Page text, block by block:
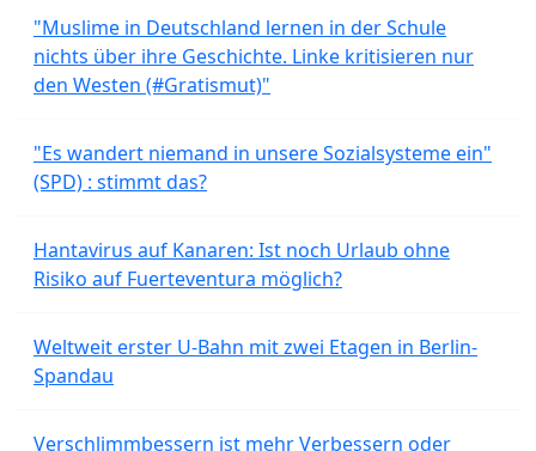
"Muslime in Deutschland lernen in der Schule
nichts über ihre Geschichte. Linke kritisieren nur
den Westen (#Gratismut)"
"Es wandert niemand in unsere Sozialsysteme ein"
(SPD) : stimmt das?
Hantavirus auf Kanaren: Ist noch Urlaub ohne
Risiko auf Fuerteventura möglich?
Weltweit erster U-Bahn mit zwei Etagen in Berlin-
Spandau
Verschlimmbessern ist mehr Verbessern oder